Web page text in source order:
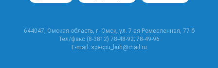
644047, Омская область, г. Омск, ул. 7-ая Ремесленная, 77 б
Тел/факс (8-3812) 78-48-92; 78-49-96
E-mail: specpu_buh@mail.ru